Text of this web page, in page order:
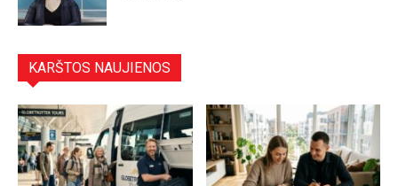
KARŠTOS NAUJIENOS